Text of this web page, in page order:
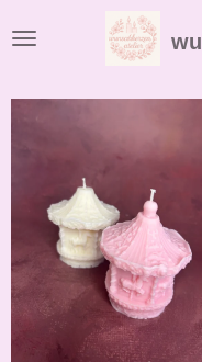
Hauptinhalt